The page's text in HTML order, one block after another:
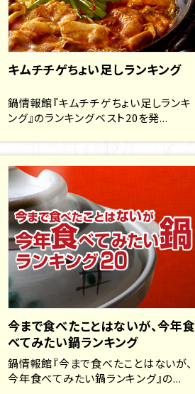
キムチチゲちょい足しランキング
鍋情報館『キムチチゲちょい足しランキ
ング』のランキングベスト20を発...
今まで食べたことはないが、今年食
べてみたい鍋ランキング
鍋情報館『今まで食べたことはないが、
今年食べてみたい鍋ランキング』の...